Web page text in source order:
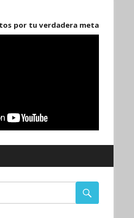
por tu verdadera meta